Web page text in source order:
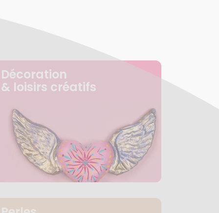
Décoration
& loisirs créatifs